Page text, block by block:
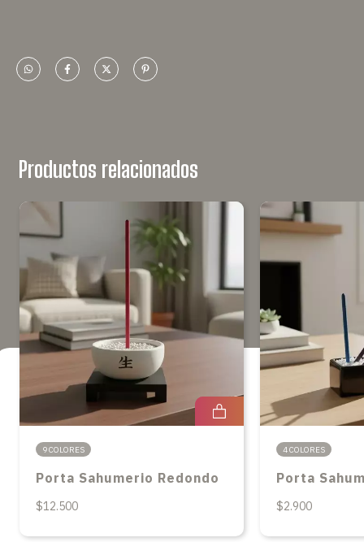
Productos relacionados
9 COLORES
Porta Sahumerio Redondo
$12.500
4 COLORES
Porta
$2.900